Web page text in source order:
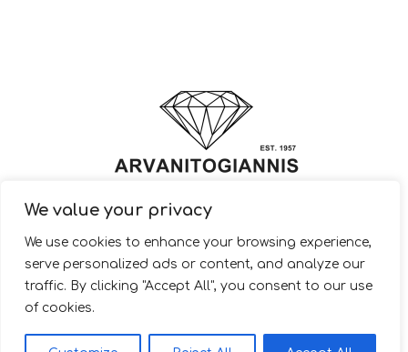
We value your privacy
We use cookies to enhance your browsing experience,
serve personalized ads or content, and analyze our
traffic. By clicking "Accept All", you consent to our use
of cookies.
© 2022 ARVANITOGIANNIS – Jewelry Design & Manufacturing |
JewelryShop.gr
EL